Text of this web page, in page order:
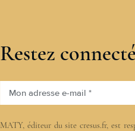
Restez connecté
Mon adresse e-mail *
MATY, éditeur du site cresus.fr, est